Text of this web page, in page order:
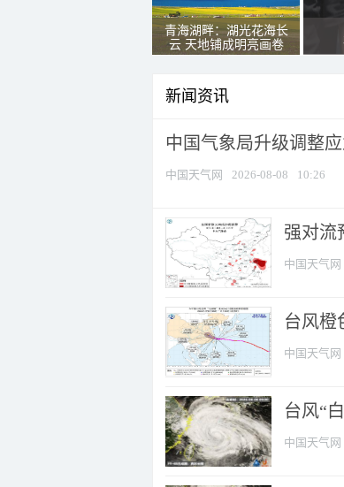
青海湖畔：湖光花海长
云 天地铺成明亮画卷
新闻资讯
中国气象局升级调整
中国天气网 2026-08-08 10:26
强对流
中国天气网
台风橙
中国天气网
台风“
中国天气网